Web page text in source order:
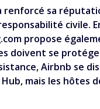
renforcé sa
civile.
propose
doivent se
Airbnb se
mais les hôtes